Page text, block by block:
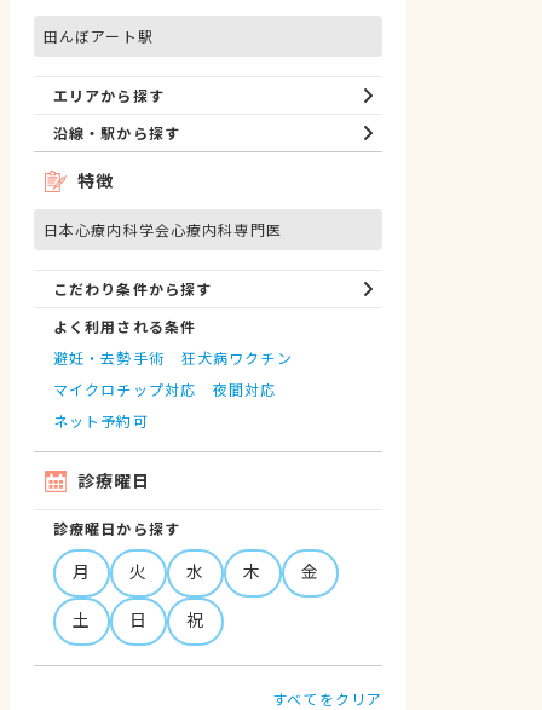
田んぼアート駅
エリアから探す
沿線・駅から探す
特徴
日本心療内科学会心療内科専門医
こだわり条件から探す
よく利用される条件
避妊・去勢手術
狂犬病ワクチン
マイクロチップ対応
夜間対応
ネット予約可
診療曜日
診療曜日から探す
月 火 水 木
金
土
日 祝
すべてをクリア